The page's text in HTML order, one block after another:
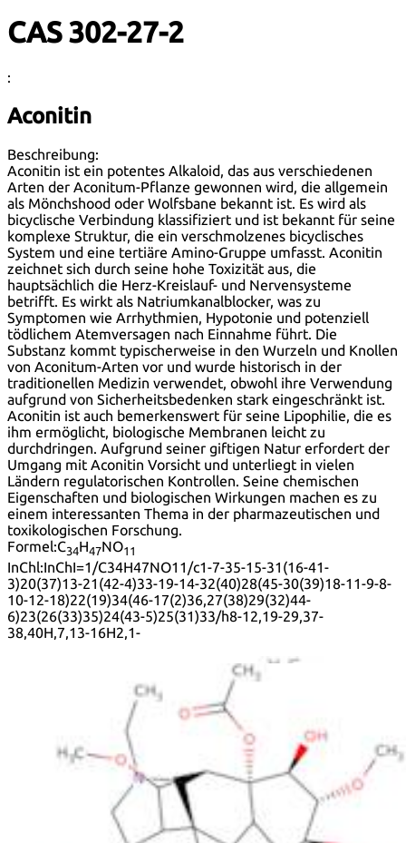
CAS 302-27-2
:
Aconitin
Beschreibung:
Aconitin ist ein potentes Alkaloid, das aus verschiedenen
Arten der Aconitum-Pflanze gewonnen wird, die allgemein
als Mönchshood oder Wolfsbane bekannt ist. Es wird als
bicyclische Verbindung klassifiziert und ist bekannt für seine
komplexe Struktur, die ein verschmolzenes bicyclisches
System und eine tertiäre Amino-Gruppe umfasst. Aconitin
zeichnet sich durch seine hohe Toxizität aus, die
hauptsächlich die Herz-Kreislauf- und Nervensysteme
betrifft. Es wirkt als Natriumkanalblocker, was zu
Symptomen wie Arrhythmien, Hypotonie und potenziell
tödlichem Atemversagen nach Einnahme führt. Die
Substanz kommt typischerweise in den Wurzeln und Knollen
von Aconitum-Arten vor und wurde historisch in der
traditionellen Medizin verwendet, obwohl ihre Verwendung
aufgrund von Sicherheitsbedenken stark eingeschränkt ist.
Aconitin ist auch bemerkenswert für seine Lipophilie, die es
ihm ermöglicht, biologische Membranen leicht zu
durchdringen. Aufgrund seiner giftigen Natur erfordert der
Umgang mit Aconitin Vorsicht und unterliegt in vielen
Ländern regulatorischen Kontrollen. Seine chemischen
Eigenschaften und biologischen Wirkungen machen es zu
einem interessanten Thema in der pharmazeutischen und
toxikologischen Forschung.
Formel:C34H47NO11
InChl:InChI=1/C34H47NO11/c1-7-35-15-31(16-41-
3)20(37)13-21(42-4)33-19-14-32(40)28(45-30(39)18-11-9-8-
10-12-18)22(19)34(46-17(2)36,27(38)29(32)44-
6)23(26(33)35)24(43-5)25(31)33/h8-12,19-29,37-
38,40H,7,13-16H2,1-
InChIKey=XFSBVAOIAHNAPC-NPVHKAFCSA-N
O(C)[C@@H]1[C@@]23[C@]4([C@](COC)(CN(CC)
[C@@]2([C@]([C@@H]4OC)([C@]5(OC(C)=O)
[C@@]6([C@]3(C[C@@](O)([C@@H]6OC(=O)C7=CC=CC=C7)
[C@@H](OC)[C@@H]5O)[H])[H])[H])[H])[C@H](O)C1)[H]
Synonyme:
(1Beta,3Alpha,5Xi,6Alpha,14Alpha,15Alpha,16Beta)-8-
(Acetyloxy)-20-Ethyl-3,13,15-Trihydroxy-1,6,16-
Trimethoxy-4-(Methoxymethyl)Aconitan-14-Yl